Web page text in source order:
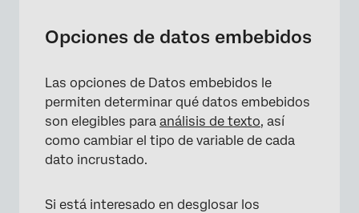
Opciones de datos embebidos
Las opciones de Datos embebidos le
permiten determinar qué datos embebidos
son elegibles para análisis de texto, así
como cambiar el tipo de variable de cada
dato incrustado.
Si está interesado en desglosar los